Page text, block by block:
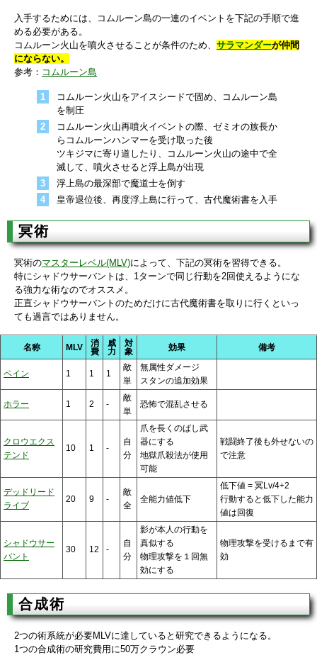
入手するためには、コムルーン島の一連のイベントを下記の手順で進
める必要がある。
コムルーン火山を噴火させることが条件のため、 サラマンダーが仲間
にならない。
参考： コムルーン島
コムルーン火山をアイスシードで固め、コムルーン島
を制圧
コムルーン火山再噴火イベントの際、ゼミオの族長か
らコムルーンハンマーを受け取った後
ツキジマに寄り道したり、コムルーン火山の途中で全
滅して、噴火させると浮上島が出現
浮上島の最深部で魔道士を倒す
皇帝退位後、再度浮上島に行って、古代魔術書を入手
冥術
冥術のマスターレベル(MLV)によって、下記の冥術を習得できる。
特にシャドウサーバントは、1ターンで同じ行動を2回使えるようにな
る強力な術なのでオススメ。
正直シャドウサーバントのためだけに古代魔術書を取りに行くといっ
ても過言ではありません。
名称 MLV
消
費
威
力
対
象
効果 備考
ペイン 1 1 1
敵
単
無属性ダメージ
スタンの追加効果
ホラー 1 2 -
敵
単
恐怖で混乱させる
クロウエクス
テンド
10 1 -
自
分
爪を長くのばし武
器にする
地獄爪殺法が使用
可能
戦闘終了後も外せないの
で注意
デッドリード
ライブ
20 9 -
敵
全
全能力値低下
低下値 = 冥Lv/4+2
行動すると低下した能力
値は回復
シャドウサー
バント
30 12 -
自
分
影が本人の行動を
真似する
物理攻撃を１回無
効にする
物理攻撃を受けるまで有
効
合成術
2つの術系統が必要MLVに達していると研究できるようになる。
1つの合成術の研究費用に50万クラウン必要